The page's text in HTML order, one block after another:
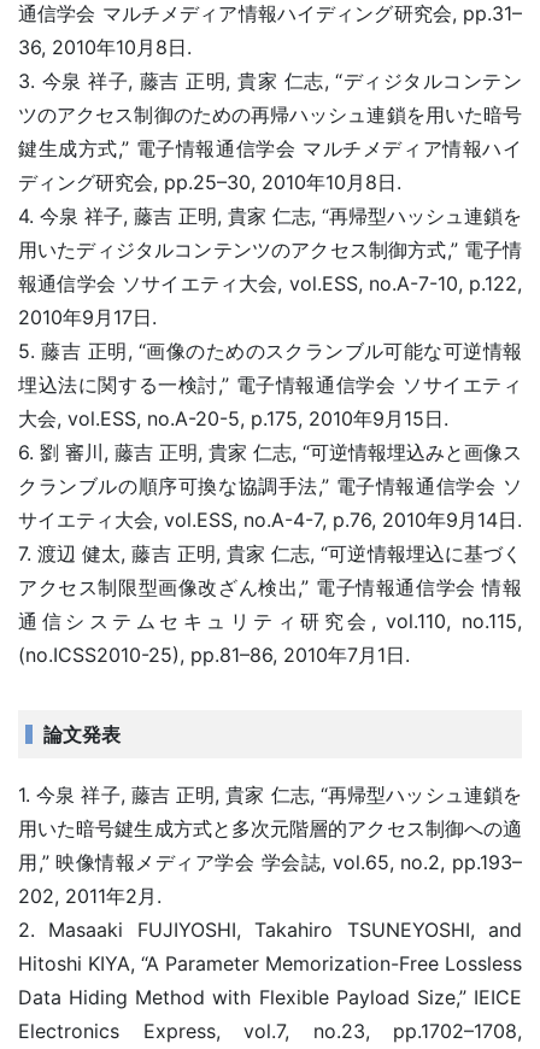
通信学会 マルチメディア情報ハイディング研究会, pp.31–
36, 2010年10月8日.
3. 今泉 祥子, 藤吉 正明, 貴家 仁志, “ディジタルコンテン
ツのアクセス制御のための再帰ハッシュ連鎖を用いた暗号
鍵生成方式,” 電子情報通信学会 マルチメディア情報ハイ
ディング研究会, pp.25–30, 2010年10月8日.
4. 今泉 祥子, 藤吉 正明, 貴家 仁志, “再帰型ハッシュ連鎖を
用いたディジタルコンテンツのアクセス制御方式,” 電子情
報通信学会 ソサイエティ大会, vol.ESS, no.A-7-10, p.122,
2010年9月17日.
5. 藤吉 正明, “画像のためのスクランブル可能な可逆情報
埋込法に関する一検討,” 電子情報通信学会 ソサイエティ
大会, vol.ESS, no.A-20-5, p.175, 2010年9月15日.
6. 劉 審川, 藤吉 正明, 貴家 仁志, “可逆情報埋込みと画像ス
クランブルの順序可換な協調手法,” 電子情報通信学会 ソ
サイエティ大会, vol.ESS, no.A-4-7, p.76, 2010年9月14日.
7. 渡辺 健太, 藤吉 正明, 貴家 仁志, “可逆情報埋込に基づく
アクセス制限型画像改ざん検出,” 電子情報通信学会 情報
通信システムセキュリティ研究会, vol.110, no.115,
(no.ICSS2010-25), pp.81–86, 2010年7月1日.
論文発表
1. 今泉 祥子, 藤吉 正明, 貴家 仁志, “再帰型ハッシュ連鎖を
用いた暗号鍵生成方式と多次元階層的アクセス制御への適
用,” 映像情報メディア学会 学会誌, vol.65, no.2, pp.193–
202, 2011年2月.
2. Masaaki FUJIYOSHI, Takahiro TSUNEYOSHI, and
Hitoshi KIYA, “A Parameter Memorization-Free Lossless
Data Hiding Method with Flexible Payload Size,” IEICE
Electronics Express, vol.7, no.23, pp.1702–1708,